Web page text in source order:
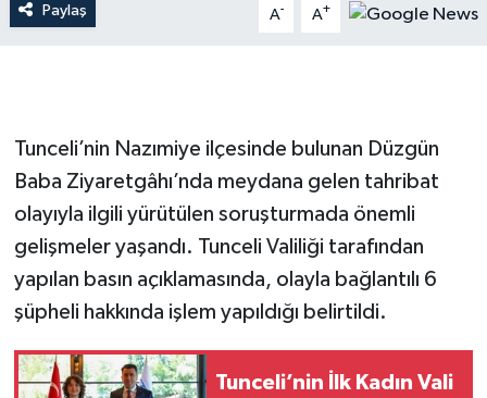
Paylaş A- A+
Tunceli’nin Nazımiye ilçesinde bulunan Düzgün
Baba Ziyaretgâhı’nda meydana gelen tahribat
olayıyla ilgili yürütülen soruşturmada önemli
gelişmeler yaşandı. Tunceli Valiliği tarafından
yapılan basın açıklamasında, olayla bağlantılı 6
şüpheli hakkında işlem yapıldığı belirtildi.
Tunceli’nin İlk Kadın Vali